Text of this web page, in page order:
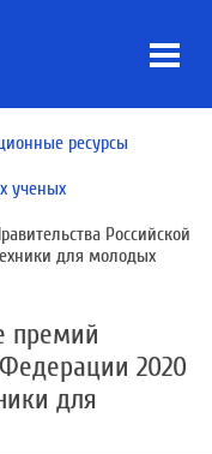
ресурсы
ученых
Российской
для молодых
премий
2020
для